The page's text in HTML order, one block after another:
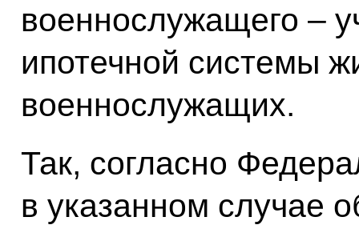
военнослужащего –
ипотечной системы
военнослужащих.
Так, согласно
в указанном случае